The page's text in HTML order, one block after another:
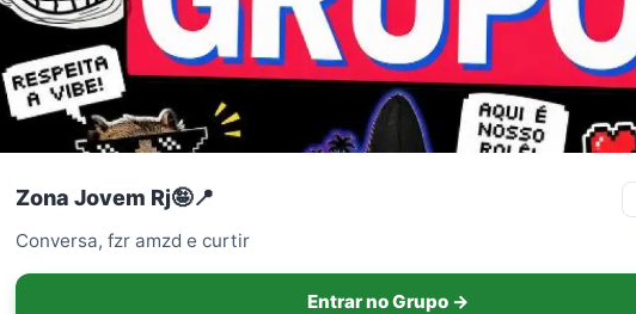
Zona Jovem Rj🤪📍
Conversa, fzr amzd e curtir
Entrar no Grupo →